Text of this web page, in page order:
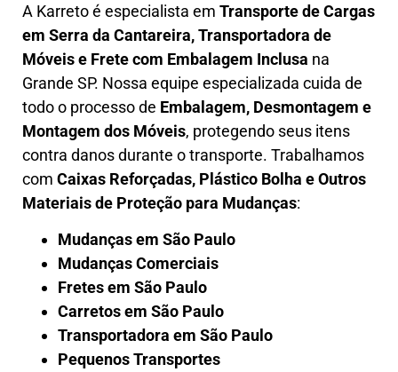
A Karretoé especialista em Transporte de Cargas
em Serra da Cantareira,Transportadora de
Móveis e Frete com Embalagem Inclusa na
Grande SP. Nossa equipe especializada cuida de
todo o processo de Embalagem, Desmontagem e
Montagem dos Móveis, protegendo seus itens
contra danos durante o transporte. Trabalhamos
com Caixas Reforçadas, Plástico Bolha e Outros
Materiais de Proteção para Mudanças:
Mudanças em São Paulo
Mudanças Comerciais
Fretes em São Paulo
Carretos em São Paulo
Transportadora em São Paulo
Pequenos Transportes